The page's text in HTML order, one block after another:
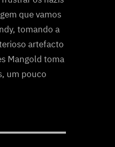
que vamos
tomando a
artefacto
Mangold toma
um pouco